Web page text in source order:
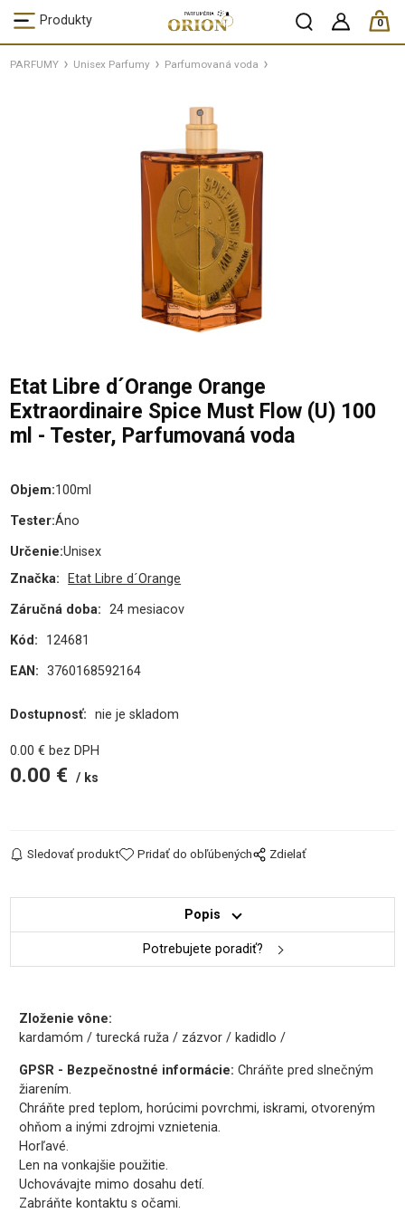
Produkty 0
ks /
PARFUMY Unisex Parfumy Parfumovaná voda
Etat Libre d´Orange Orange
Extraordinaire Spice Must Flow (U) 100
ml - Tester, Parfumovaná voda
Objem:100ml
Tester:Áno
Určenie:Unisex
Značka: Etat Libre d´Orange
Záručná doba: 24 mesiacov
Kód:
124681
EAN: 3760168592164
Dostupnosť: nie je skladom
0.00 €bez DPH
0.00 € ks
Sledovať produkt Pridať do obľúbených Zdielať
Popis
Potrebujete poradiť?
Zloženie vône:
kardamóm / turecká ruža / zázvor / kadidlo /
GPSR - Bezpečnostné informácie:Chráňte pred slnečným
žiarením.
Chráňte pred teplom, horúcimi povrchmi, iskrami, otvoreným
ohňom a inými zdrojmi vznietenia.
Horľavé.
Len na vonkajšie použitie.
Uchovávajte mimo dosahu detí.
Zabráňte kontaktu s očami.